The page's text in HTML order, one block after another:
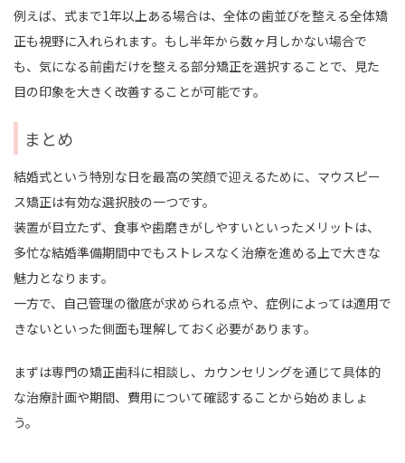
例えば、式まで1年以上ある場合は、全体の歯並びを整える全体矯
正も視野に入れられます。もし半年から数ヶ月しかない場合で
も、気になる前歯だけを整える部分矯正を選択することで、見た
目の印象を大きく改善することが可能です。
まとめ
結婚式という特別な日を最高の笑顔で迎えるために、マウスピー
ス矯正は有効な選択肢の一つです。
装置が目立たず、食事や歯磨きがしやすいといったメリットは、
多忙な結婚準備期間中でもストレスなく治療を進める上で大きな
魅力となります。
一方で、自己管理の徹底が求められる点や、症例によっては適用で
きないといった側面も理解しておく必要があります。
まずは専門の矯正歯科に相談し、カウンセリングを通じて具体的
な治療計画や期間、費用について確認することから始めましょ
う。